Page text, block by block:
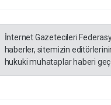
İnternet Gazetecileri
haberler, sitemizin
hukuki muhataplar haberi